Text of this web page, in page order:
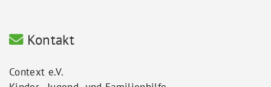
Kontakt
Context e.V.